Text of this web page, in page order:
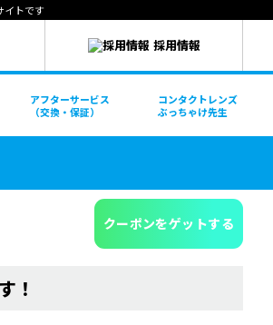
イトです
採用情報
アフターサービス
（交換・保証）
コンタクトレンズ
ぶっちゃけ先生
クーポンをゲットする
！